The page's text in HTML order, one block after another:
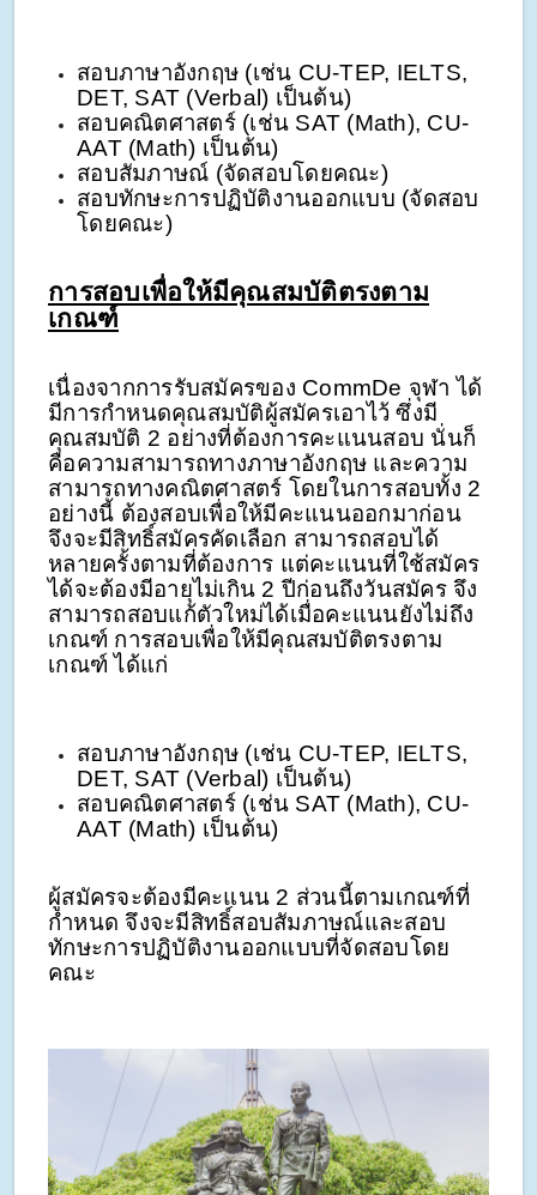
สอบภาษาอังกฤษ (เช่น CU-TEP, IELTS,
DET, SAT (Verbal) เป็นต้น)
สอบคณิตศาสตร์ (เช่น SAT (Math), CU-
AAT (Math) เป็นต้น)
สอบสัมภาษณ์ (จัดสอบโดยคณะ)
สอบทักษะการปฏิบัติงานออกแบบ (จัดสอบ
โดยคณะ)
การสอบเพื่อให้มีคุณสมบัติตรงตาม
เกณฑ์
เนื่องจากการรับสมัครของ CommDe จุฬา ได้
มีการกำหนดคุณสมบัติผู้สมัครเอาไว้ ซึ่งมี
คุณสมบัติ 2 อย่างที่ต้องการคะแนนสอบ นั่นก็
คือความสามารถทางภาษาอังกฤษ และความ
สามารถทางคณิตศาสตร์ โดยในการสอบทั้ง 2
อย่างนี้ ต้องสอบเพื่อให้มีคะแนนออกมาก่อน
จึงจะมีสิทธิ์สมัครคัดเลือก สามารถสอบได้
หลายครั้งตามที่ต้องการ แต่คะแนนที่ใช้สมัคร
ได้จะต้องมีอายุไม่เกิน 2 ปีก่อนถึงวันสมัคร จึง
สามารถสอบแก้ตัวใหม่ได้เมื่อคะแนนยังไม่ถึง
เกณฑ์ การสอบเพื่อให้มีคุณสมบัติตรงตาม
เกณฑ์ ได้แก่
สอบภาษาอังกฤษ (เช่น CU-TEP, IELTS,
DET, SAT (Verbal) เป็นต้น)
สอบคณิตศาสตร์ (เช่น SAT (Math), CU-
AAT (Math) เป็นต้น)
ผู้สมัครจะต้องมีคะแนน 2 ส่วนนี้ตามเกณฑ์ที่
กำหนด จึงจะมีสิทธิ์สอบสัมภาษณ์และสอบ
ทักษะการปฏิบัติงานออกแบบที่จัดสอบโดย
คณะ